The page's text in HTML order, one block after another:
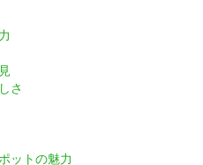
さ
ットの魅力